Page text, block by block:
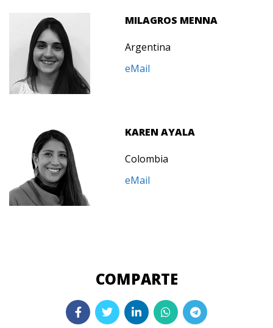
MILAGROS MENNA
Argentina
eMail
KAREN AYALA
Colombia
eMail